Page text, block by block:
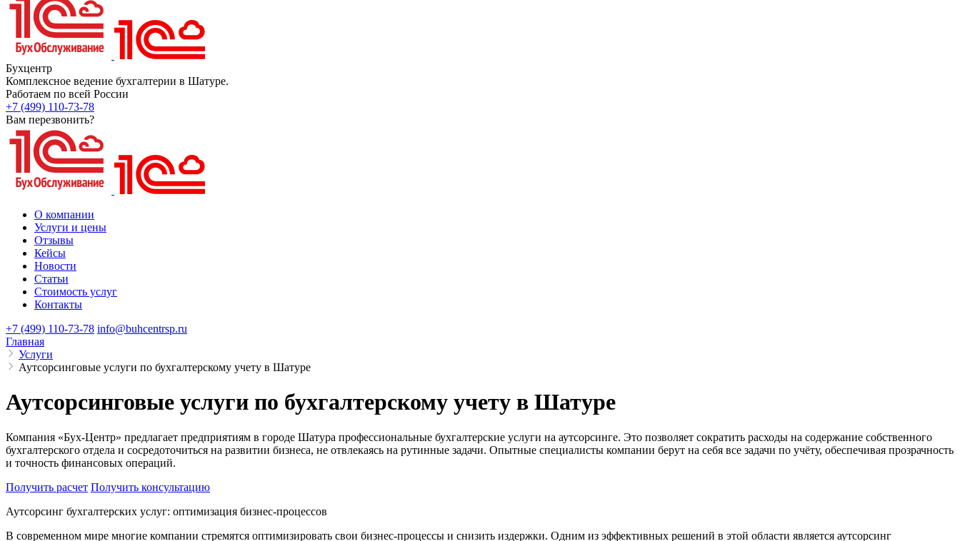
Бухцентр
Комплексное ведение бухгалтерии в Шатуре.
Работаем по всей России
+7 (499) 110-73-78
Вам перезвонить?
О компании
Услуги и цены
Отзывы
Кейсы
Новости
Статьи
Стоимость услуг
Контакты
+7 (499) 110-73-78 info@buhcentrsp.ru
Главная
Услуги
Аутсорсинговые услуги по бухгалтерскому учету в Шатуре
Аутсорсинговые услуги по бухгалтерскому учету в Шатуре
Компания «Бух-Центр» предлагает предприятиям в городе Шатура профессиональные бухгалтерские услуги на аутсорсинге. Это позволяет сократить расходы на содержание собственного
бухгалтерского отдела и сосредоточиться на развитии бизнеса, не отвлекаясь на рутинные задачи. Опытные специалисты компании берут на себя все задачи по учёту, обеспечивая прозрачность
и точность финансовых операций.
Получить расчет Получить консультацию
Аутсорсинг бухгалтерских услуг: оптимизация бизнес-процессов
В современном мире многие компании стремятся оптимизировать свои бизнес-процессы и снизить издержки. Одним из эффективных решений в этой области является аутсорсинг